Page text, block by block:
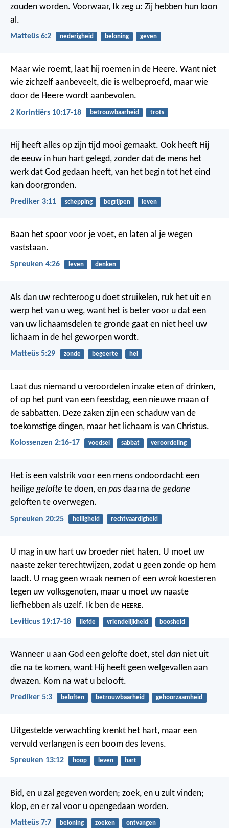
zouden worden. Voorwaar, Ik zeg u: Zij hebben hun loon
al.
Matteüs 6:2 nederigheid beloning geven
Maar wie roemt, laat hij roemen in de Heere. Want niet
wie zichzelf aanbeveelt, die is welbeproefd, maar wie
door de Heere wordt aanbevolen.
2 Korintiërs 10:17-18 betrouwbaarheid trots
Hij heeft alles op zijn tijd mooi gemaakt. Ook heeft Hij
de eeuw in hun hart gelegd, zonder dat de mens het
werk dat God gedaan heeft, van het begin tot het eind
kan doorgronden.
Prediker 3:11 schepping begrijpen leven
Baan het spoor voor je voet, en laten al je wegen
vaststaan.
Spreuken 4:26 leven denken
Als dan uw rechteroog u doet struikelen, ruk het uit en
werp het van u weg, want het is beter voor u dat een
van uw lichaamsdelen te gronde gaat en niet heel uw
lichaam in de hel geworpen wordt.
Matteüs 5:29 zonde begeerte hel
Laat dus niemand u veroordelen inzake eten of drinken,
of op het punt van een feestdag, een nieuwe maan of
de sabbatten. Deze zaken zijn een schaduw van de
toekomstige dingen, maar het lichaam is van Christus.
Kolossenzen 2:16-17 voedsel sabbat veroordeling
Het is een valstrik voor een mens ondoordacht een
heiligegelofte te doen, en pas daarna degedane
geloften te overwegen.
Spreuken 20:25 heiligheid rechtvaardigheid
U mag in uw hart uw broeder niet haten. U moet uw
naaste zeker terechtwijzen, zodat u geen zonde op hem
laadt. U mag geen wraak nemen of een wrok koesteren
tegen uw volksgenoten, maar u moet uw naaste
liefhebben als uzelf. Ik ben de HEERE.
Leviticus 19:17-18 liefde vriendelijkheid boosheid
Wanneer u aan God een gelofte doet, stel dan niet uit
die na te komen, want Hij heeft geen welgevallen aan
dwazen. Kom na wat u belooft.
Prediker 5:3 beloften betrouwbaarheid gehoorzaamheid
Uitgestelde verwachting krenkt het hart, maar een
vervuld verlangen is een boom des levens.
Spreuken 13:12 hoop leven hart
Bid, en u zal gegeven worden; zoek, en u zult vinden;
klop, en er zal voor u opengedaan worden.
Matteüs 7:7 beloning zoeken ontvangen